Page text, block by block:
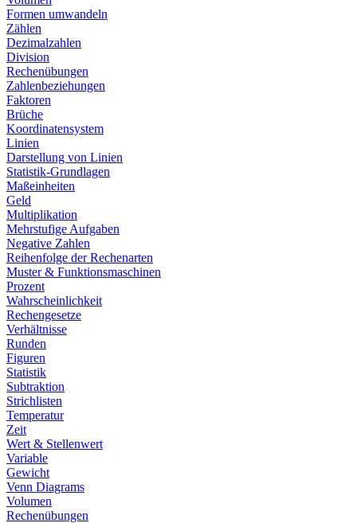
Formen umwandeln
Zählen
Dezimalzahlen
Division
Rechenübungen
Zahlenbeziehungen
Faktoren
Brüche
Koordinatensystem
Linien
Darstellung von Linien
Statistik-Grundlagen
Maßeinheiten
Geld
Multiplikation
Mehrstufige Aufgaben
Negative Zahlen
Reihenfolge der Rechenarten
Muster & Funktionsmaschinen
Prozent
Wahrscheinlichkeit
Rechengesetze
Verhältnisse
Runden
Figuren
Statistik
Subtraktion
Strichlisten
Temperatur
Zeit
Wert & Stellenwert
Variable
Gewicht
Venn Diagrams
Volumen
Rechenübungen